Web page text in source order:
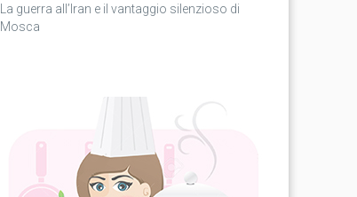
La guerra all’Iran e il vantaggio silenzioso di
Mosca